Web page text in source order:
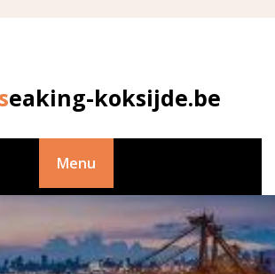
seaking-koksijde.be
Menu